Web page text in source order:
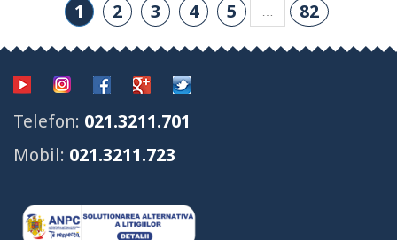
1 2 3 4 5 … 82
Telefon: 021.3211.701
Mobil: 021.3211.723